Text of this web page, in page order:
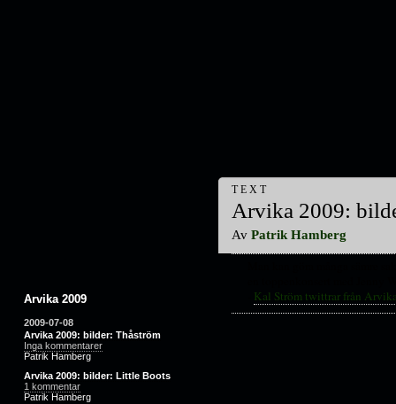
Arvika 2009
2009-07-08
Arvika 2009: bilder: Thåström
Inga kommentarer
Patrik Hamberg
Arvika 2009: bilder: Little Boots
1 kommentar
Patrik Hamberg
TEXT
Arvika 2009:
Av Patrik Hamberg
Kal Ström twittrar från